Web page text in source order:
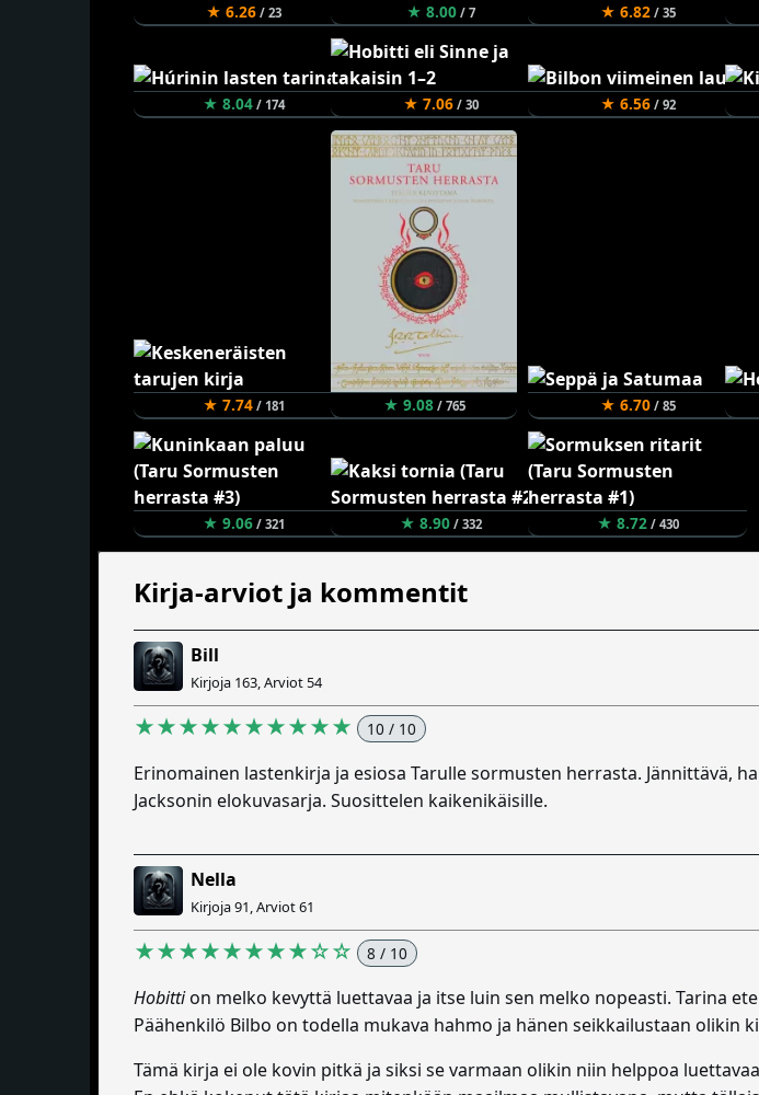
★ 6.26/ 23 ★ 8.00/ 7 ★ 6.82/ 35
★ 8.04/ 174 ★ 7.06/ 30 ★ 6.56/ 92
★ 7.74/ 181 ★ 9.08/ 765 ★ 6.70/ 85
★ 9.06/ 321 ★ 8.90/ 332 ★ 8.72/ 430
Kirja-arviot ja kommentit
Bill
Kirjoja 163, Arviot 54
★★★★★★★★★★ 10 / 10
Erinomainen lastenkirja ja esiosa Tarulle sormusten herrasta. Jännittävä,
Jacksonin elokuvasarja. Suosittelen kaikenikäisille.
Nella
Kirjoja 91, Arviot 61
★★★★★★★★☆☆ 8 / 10
Hobittion melko kevyttä luettavaa ja itse luin sen melko nopeasti. Tarina
Päähenkilö Bilbo on todella mukava hahmo ja hänen seikkailustaan olikin
Tämä kirja ei ole kovin pitkä ja siksi se varmaan olikin niin helppoa